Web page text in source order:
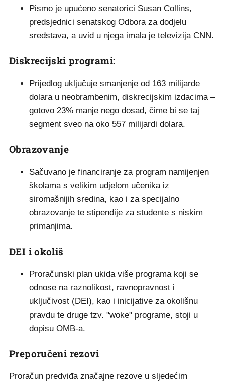
Pismo je upućeno senatorici Susan Collins,
predsjednici senatskog Odbora za dodjelu
sredstava, a uvid u njega imala je televizija CNN.
Diskrecijski programi:
Prijedlog uključuje smanjenje od 163 milijarde
dolara u neobrambenim, diskrecijskim izdacima –
gotovo 23% manje nego dosad, čime bi se taj
segment sveo na oko 557 milijardi dolara.
Obrazovanje
Sačuvano je financiranje za program namijenjen
školama s velikim udjelom učenika iz
siromašnijih sredina, kao i za specijalno
obrazovanje te stipendije za studente s niskim
primanjima.
DEI i okoliš
Proračunski plan ukida više programa koji se
odnose na raznolikost, ravnopravnost i
uključivost (DEI), kao i inicijative za okolišnu
pravdu te druge tzv. "woke" programe, stoji u
dopisu OMB-a.
Preporučeni rezovi
Proračun predviđa značajne rezove u sljedećim